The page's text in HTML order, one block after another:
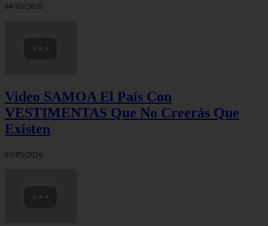
04/05/2026
Video SAMOA El País Con
VESTIMENTAS Que No Creerás Que
Existen
03/05/2026